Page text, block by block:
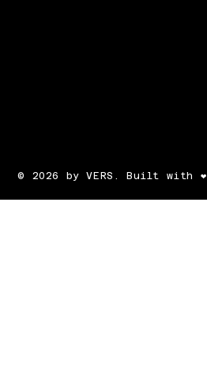
© 2026 by VERS. Built with ❤️